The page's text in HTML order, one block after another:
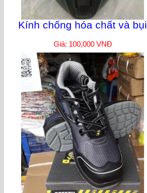
Kính chống hóa chất và bụi
Giá: 100,000 VNĐ